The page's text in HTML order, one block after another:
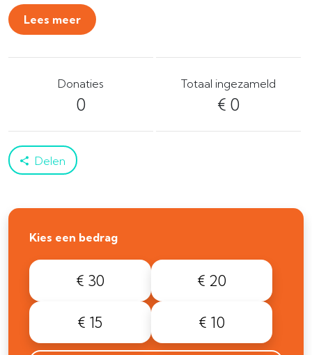
Alvast ontzettend bedankt! 💚
Lees meer
Donaties
0
Totaal ingezameld
€ 0
Delen
Kies een bedrag
€ 30 € 20
€ 15 € 10